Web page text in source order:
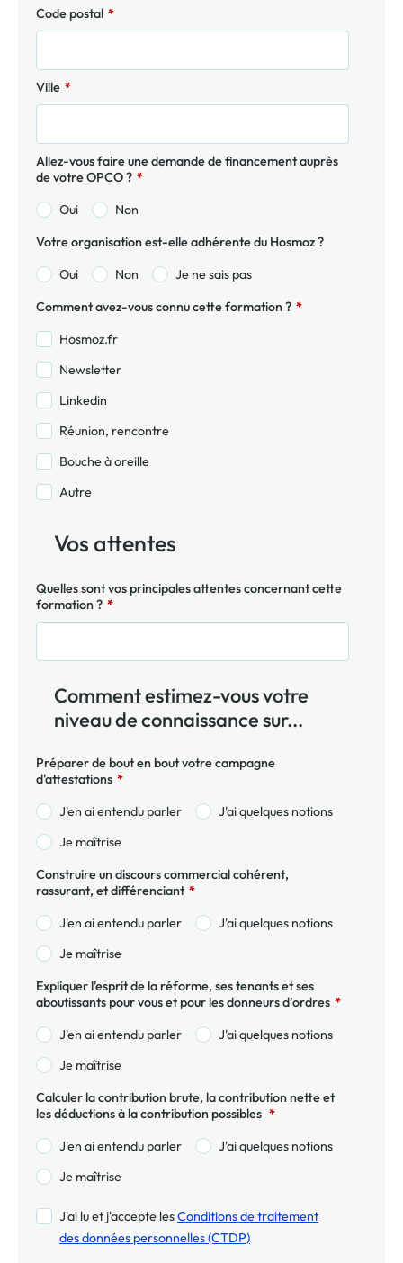
Code postal *
Ville *
Allez-vous faire une demande de financement auprès
de votre OPCO ? *
Oui
Non
Votre organisation est-elle adhérente du Hosmoz ?
Oui
Non
Je ne sais pas
Comment avez-vous connu cette formation ? *
Hosmoz.fr
Newsletter
Linkedin
Réunion, rencontre
Bouche à oreille
Autre
Vos attentes
Quelles sont vos principales attentes concernant cette
formation ? *
Comment estimez-vous votre
niveau de connaissance sur...
Préparer de bout en bout votre campagne
d'attestations *
J'en ai entendu parler
J'ai quelques notions
Je maîtrise
Construire un discours commercial cohérent,
rassurant, et différenciant *
J'en ai entendu parler
J'ai quelques notions
Je maîtrise
Expliquer l'esprit de la réforme, ses tenants et ses
aboutissants pour vous et pour les donneurs d’ordres *
J'en ai entendu parler
J'ai quelques notions
Je maîtrise
Calculer la contribution brute, la contribution nette et
les déductions à la contribution possibles *
J'en ai entendu parler
J'ai quelques notions
Je maîtrise
J'ai lu et j'accepte lesConditions de traitement
des données personnelles (CTDP)